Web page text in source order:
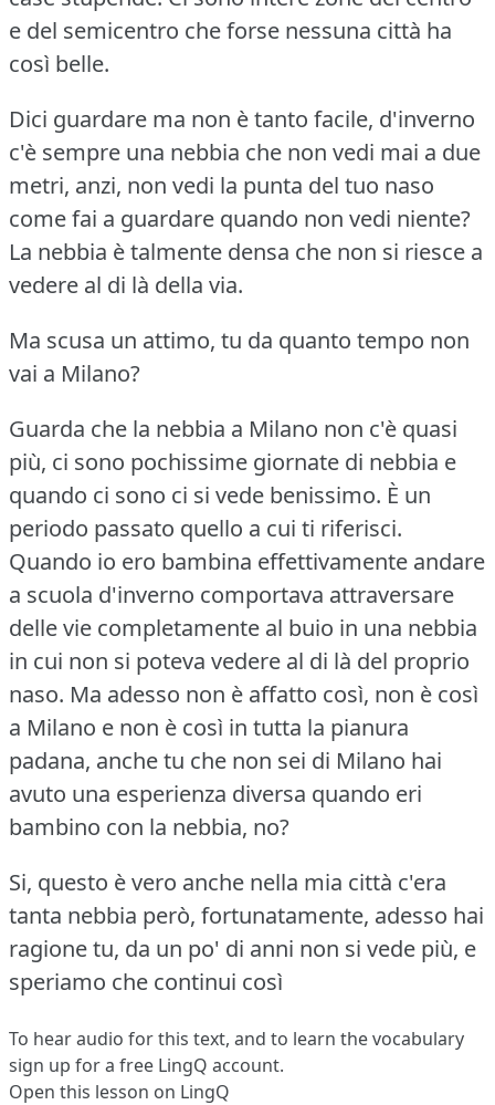
e del semicentro che forse nessuna città ha
così belle.
Dici guardare ma non è tanto facile, d'inverno
c'è sempre una nebbia che non vedi mai a due
metri, anzi, non vedi la punta del tuo naso
come fai a guardare quando non vedi niente?
La nebbia è talmente densa che non si riesce a
vedere al di là della via.
Ma scusa un attimo, tu da quanto tempo non
vai a Milano?
Guarda che la nebbia a Milano non c'è quasi
più, ci sono pochissime giornate di nebbia e
quando ci sono ci si vede benissimo. È un
periodo passato quello a cui ti riferisci.
Quando io ero bambina effettivamente andare
a scuola d'inverno comportava attraversare
delle vie completamente al buio in una nebbia
in cui non si poteva vedere al di là del proprio
naso. Ma adesso non è affatto così, non è così
a Milano e non è così in tutta la pianura
padana, anche tu che non sei di Milano hai
avuto una esperienza diversa quando eri
bambino con la nebbia, no?
Si, questo è vero anche nella mia città c'era
tanta nebbia però, fortunatamente, adesso hai
ragione tu, da un po' di anni non si vede più, e
speriamo che continui così
To hear audio for this text, and to learn the vocabulary
sign up for a free LingQ account.
Open this lesson on LingQ